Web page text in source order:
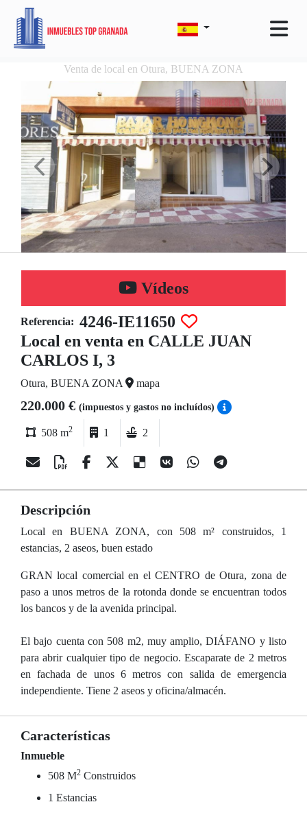
Venta de local en Otura, BUENA ZONA
Vídeos
Referencia: 4246-IE11650
Local en venta en CALLE JUAN
CARLOS I, 3
Otura, BUENA ZONA mapa
220.000 € (impuestos y gastos no incluídos)
508 m2 1 2
Descripción
Local en BUENA ZONA, con 508 m² construidos, 1
estancias, 2 aseos, buen estado
GRAN local comercial en el CENTRO de Otura, zona de
paso a unos metros de la rotonda donde se encuentran todos
los bancos y de la avenida principal.
El bajo cuenta con 508 m2, muy amplio, DIÁFANO y listo
para abrir cualquier tipo de negocio. Escaparate de 2 metros
en fachada de unos 6 metros con salida de emergencia
independiente. Tiene 2 aseos y oficina/almacén.
Características
Inmueble
508 M2 Construidos
1 Estancias